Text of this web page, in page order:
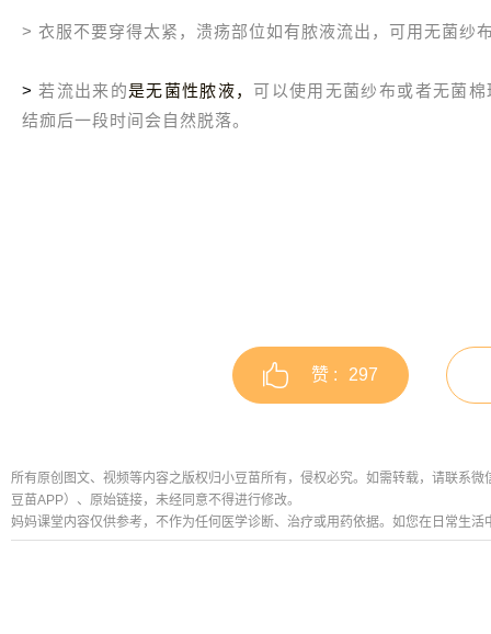
> 衣服不要穿得太紧，溃疡部位如有脓液流出，可用无菌纱
>若流出来的是无菌性脓液， 可以使用无菌纱布或者无菌
结痂后一段时间会自然脱落。
赞 : 297
所有原创图文、视频等内容之版权归小豆苗所有，侵权必究。如需转载，请联系
豆苗APP）、原始链接，未经同意不得进行修改。
妈妈课堂内容仅供参考，不作为任何医学诊断、治疗或用药依据。如您在日常生